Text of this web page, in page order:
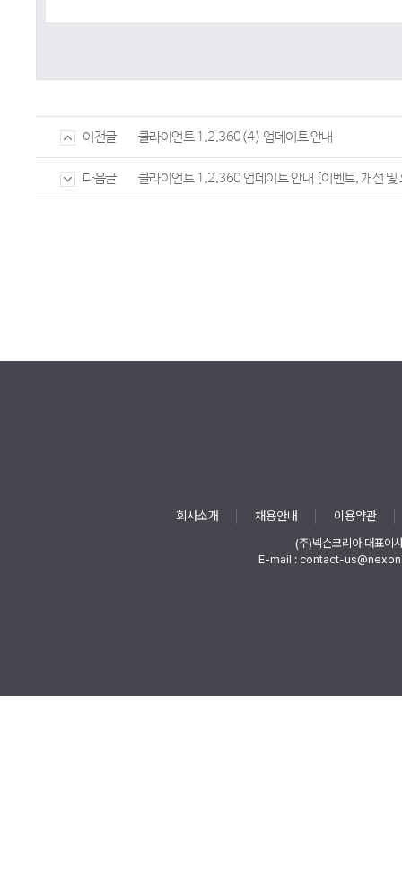
이전글 클라이언트 1.2.360(4) 업데이트 안내
다음글 클라이언트 1.2.360 업데이트 안내 [이벤트, 개선 및
회사소개 채용안내 이용약관
(주)넥슨코리아 대표이
E-mail : contact-